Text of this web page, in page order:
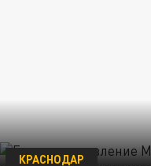
КРАСНОДАР